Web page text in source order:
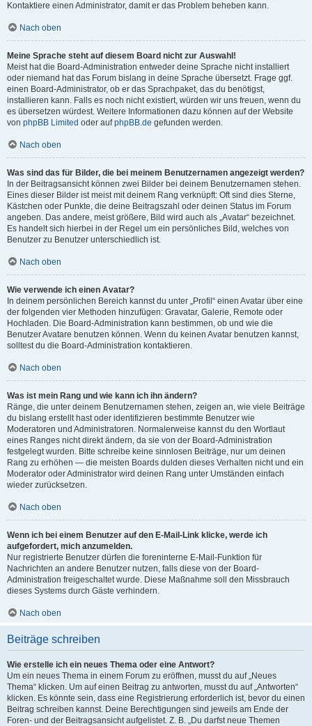
Kontaktiere einen Administrator, damit er das Problem beheben kann.
Nach oben
Meine Sprache steht auf diesem Board nicht zur Auswahl!
Meist hat die Board-Administration entweder deine Sprache nicht installiert
oder niemand hat das Forum bislang in deine Sprache übersetzt. Frage ggf.
einen Board-Administrator, ob er das Sprachpaket, das du benötigst,
installieren kann. Falls es noch nicht existiert, würden wir uns freuen, wenn du
es übersetzen würdest. Weitere Informationen dazu können auf der Website
von phpBB Limited oder aufphpBB.de gefunden werden.
Nach oben
Was sind das für Bilder, die bei meinem Benutzernamen angezeigt werden?
In der Beitragsansicht können zwei Bilder bei deinem Benutzernamen stehen.
Eines dieser Bilder ist meist mit deinem Rang verknüpft: Oft sind dies Sterne,
Kästchen oder Punkte, die deine Beitragszahl oder deinen Status im Forum
angeben. Das andere, meist größere, Bild wird auch als „Avatar“ bezeichnet.
Es handelt sich hierbei in der Regel um ein persönliches Bild, welches von
Benutzer zu Benutzer unterschiedlich ist.
Nach oben
Wie verwende ich einen Avatar?
In deinem persönlichen Bereich kannst du unter „Profil“ einen Avatar über eine
der folgenden vier Methoden hinzufügen: Gravatar, Galerie, Remote oder
Hochladen. Die Board-Administration kann bestimmen, ob und wie die
Benutzer Avatare benutzen können. Wenn du keinen Avatar benutzen kannst,
solltest du die Board-Administration kontaktieren.
Nach oben
Was ist mein Rang und wie kann ich ihn ändern?
Ränge, die unter deinem Benutzernamen stehen, zeigen an, wie viele Beiträge
du bislang erstellt hast oder identifizieren bestimmte Benutzer wie
Moderatoren und Administratoren. Normalerweise kannst du den Wortlaut
eines Ranges nicht direkt ändern, da sie von der Board-Administration
festgelegt wurden. Bitte schreibe keine sinnlosen Beiträge, nur um deinen
Rang zu erhöhen — die meisten Boards dulden dieses Verhalten nicht und ein
Moderator oder Administrator wird deinen Rang unter Umständen einfach
wieder zurücksetzen.
Nach oben
Wenn ich bei einem Benutzer auf den E-Mail-Link klicke, werde ich
aufgefordert, mich anzumelden.
Nur registrierte Benutzer dürfen die foreninterne E-Mail-Funktion für
Nachrichten an andere Benutzer nutzen, falls diese von der Board-
Administration freigeschaltet wurde. Diese Maßnahme soll den Missbrauch
dieses Systems durch Gäste verhindern.
Nach oben
Beiträge schreiben
Wie erstelle ich ein neues Thema oder eine Antwort?
Um ein neues Thema in einem Forum zu eröffnen, musst du auf „Neues
Thema“ klicken. Um auf einen Beitrag zu antworten, musst du auf „Antworten“
klicken. Es könnte sein, dass eine Registrierung erforderlich ist, bevor du einen
Beitrag schreiben kannst. Deine Berechtigungen sind jeweils am Ende der
Foren- und der Beitragsansicht aufgelistet. Z. B. „Du darfst neue Themen